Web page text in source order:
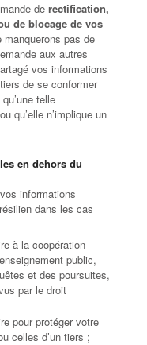
de rectification,
de blocage de vos
manquerons pas de
aux autres
vos informations
de se conformer
telle
qu’elle n’implique un
en dehors du
informations
dans les cas
à la coopération
public,
et des poursuites,
par le droit
pour protéger votre
celles d’un tiers ;